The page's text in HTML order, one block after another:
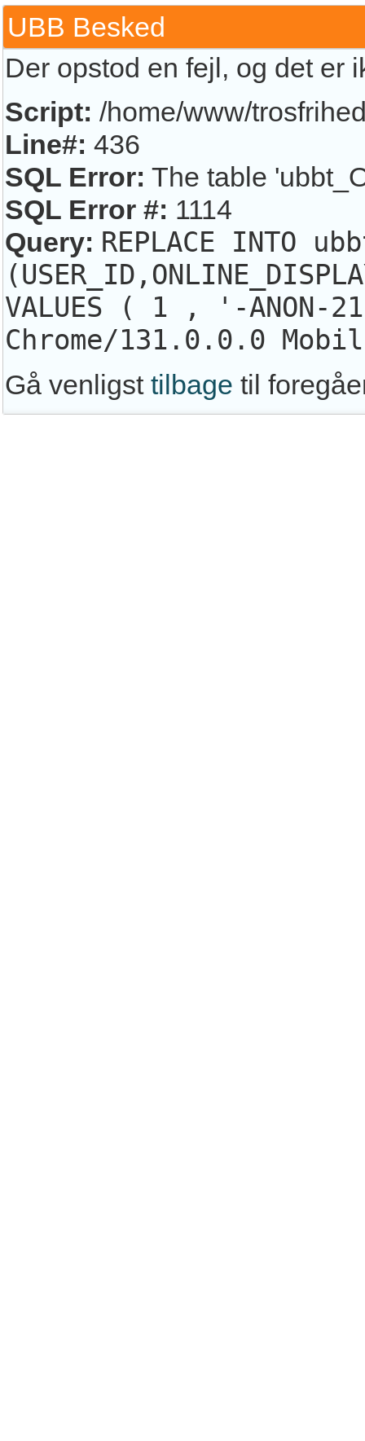
UBB Besked
Der opstod en fejl, og det
Script: /home/www/
Line#: 436
SQL Error: The table
SQL Error #: 1114
Query: REPLACE INTO
VALUES ( 1 , '-
Chrome/131.0.0.0
Gå venligst tilbage til